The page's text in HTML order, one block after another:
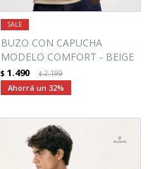
BUZO CON CAPUCHA
MODELO COMFORT - BEIGE
$ 1.490 $2.199
32